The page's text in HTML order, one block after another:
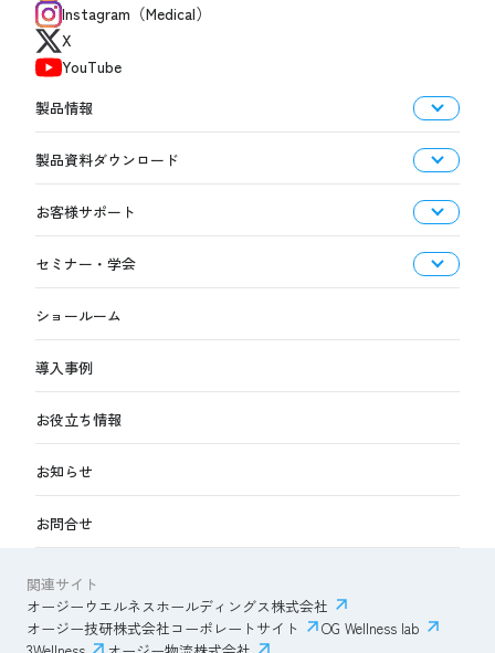
Instagram（Medical）
X
YouTube
製品情報
製品資料ダウンロード
お客様サポート
セミナー・学会
ショールーム
導入事例
お役立ち情報
お知らせ
お問合せ
関連サイト
オージーウエルネスホールディングス株式会社
オージー技研株式会社コーポレートサイト
OG Wellness lab